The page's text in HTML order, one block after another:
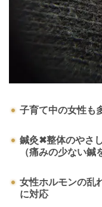
子育て中の女性も
鍼灸✖整体のやさ
（痛みの少ない鍼
女性ホルモンの乱
に対応